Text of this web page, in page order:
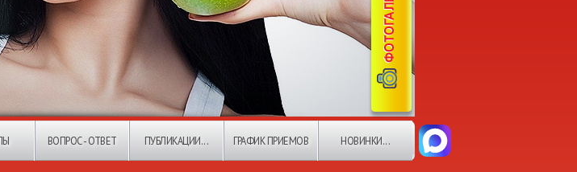
ВОПРОС - ОТВЕТ ПУБЛИКАЦИИ... ГРАФИК ПРИЕМОВ НОВИНКИ...